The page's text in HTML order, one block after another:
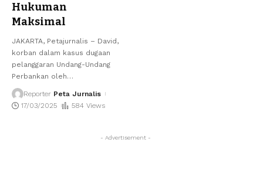
Hukuman
Maksimal
JAKARTA, Petajurnalis – David,
korban dalam kasus dugaan
pelanggaran Undang-Undang
Perbankan oleh…
Reporter Peta Jurnalis
17/03/2025
584 Views
- Advertisement -